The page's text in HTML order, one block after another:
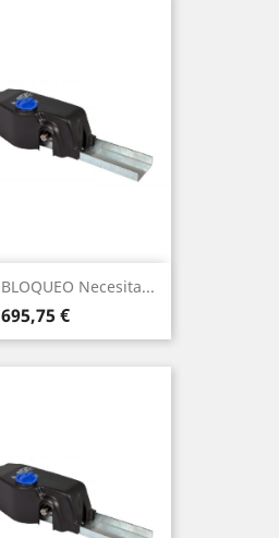
Necesita...
Precio
695,75 €